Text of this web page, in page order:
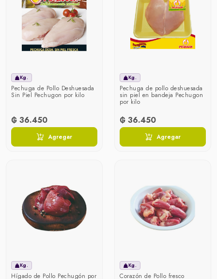
Kg.
Pechuga de Pollo Deshuesada
Sin Piel Pechugon por kilo
₲ 36.450
Agregar
Kg.
Pechuga de pollo deshuesada
sin piel en bandeja Pechugon
por kilo
₲ 36.450
Agregar
Kg.
Hígado de Pollo Pechugón por
Kg.
Corazón de Pollo fresco